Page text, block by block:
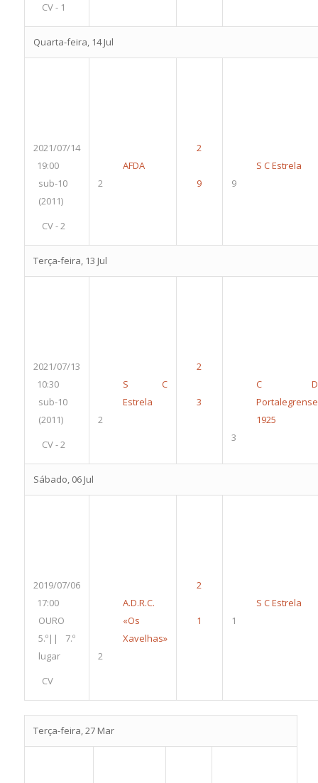
CV - 1
Quarta-feira, 14 Jul
2021/07/14
19:00
sub-10
(2011)
CV - 2
AFDA
2
S C Estrela
9
Terça-feira, 13 Jul
2021/07/13
10:30
sub-10
(2011)
CV - 2
S C
Estrela
2
C D
Portalegrense
1925
3
Sábado, 06 Jul
2019/07/06
17:00
OURO
5.º|| 7.º
lugar
CV
A.D.R.C.
«Os
Xavelhas»
2
S C Estrela
1
Terça-feira, 27 Mar